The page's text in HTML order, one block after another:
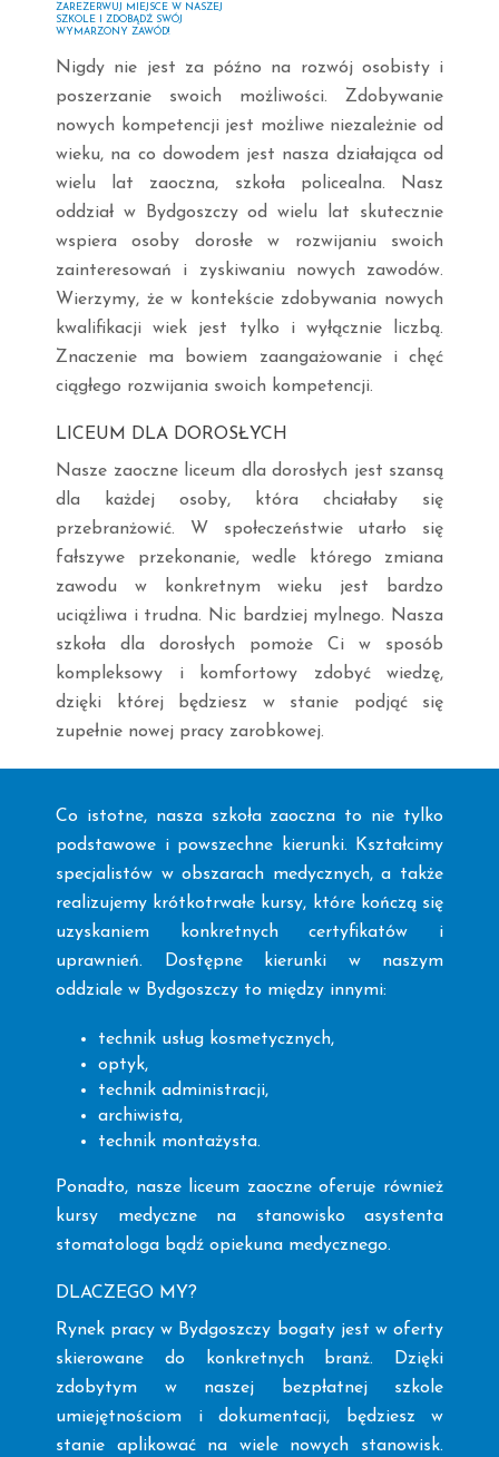
ZAREZERWUJ MIEJSCE W NASZEJ
SZKOLE I ZDOBĄDŹ SWÓJ
WYMARZONY ZAWÓD!
Nigdy nie jest za późno na rozwój osobisty i
poszerzanie swoich możliwości. Zdobywanie
nowych kompetencji jest możliwe niezależnie od
wieku, na co dowodem jest nasza działająca od
wielu lat zaoczna, szkoła policealna. Nasz
oddział w Bydgoszczy od wielu lat skutecznie
wspiera osoby dorosłe w rozwijaniu swoich
zainteresowań i zyskiwaniu nowych zawodów.
Wierzymy, że w kontekście zdobywania nowych
kwalifikacji wiek jest tylko i wyłącznie liczbą.
Znaczenie ma bowiem zaangażowanie i chęć
ciągłego rozwijania swoich kompetencji.
LICEUM DLA DOROSŁYCH
Nasze zaoczne liceum dla dorosłych jest szansą
dla każdej osoby, która chciałaby się
przebranżowić. W społeczeństwie utarło się
fałszywe przekonanie, wedle którego zmiana
zawodu w konkretnym wieku jest bardzo
uciążliwa i trudna. Nic bardziej mylnego. Nasza
szkoła dla dorosłych pomoże Ci w sposób
kompleksowy i komfortowy zdobyć wiedzę,
dzięki której będziesz w stanie podjąć się
zupełnie nowej pracy zarobkowej.
Co istotne, nasza szkoła zaoczna to nie tylko
podstawowe i powszechne kierunki. Kształcimy
specjalistów w obszarach medycznych, a także
realizujemy krótkotrwałe kursy, które kończą się
uzyskaniem konkretnych certyfikatów i
uprawnień. Dostępne kierunki w naszym
oddziale w Bydgoszczy to między innymi:
technik usług kosmetycznych,
optyk,
technik administracji,
archiwista,
technik montażysta.
Ponadto, nasze liceum zaoczne oferuje również
kursy medyczne na stanowisko asystenta
stomatologa bądź opiekuna medycznego.
DLACZEGO MY?
Rynek pracy w Bydgoszczy bogaty jest w oferty
skierowane do konkretnych branż. Dzięki
zdobytym w naszej bezpłatnej szkole
umiejętnościom i dokumentacji, będziesz w
stanie aplikować na wiele nowych stanowisk.